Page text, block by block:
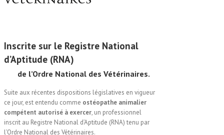
Inscrite sur le Registre National
d’Aptitude (RNA)
de l’Ordre National des Vétérinaires.
Suite aux récentes dispositions législatives en vigueur
ce jour, est entendu comme ostéopathe animalier
compétent autorisé à exercer, un professionnel
inscrit au Registre National d’Aptitude (RNA) tenu par
l’Ordre National des Vétérinaires.